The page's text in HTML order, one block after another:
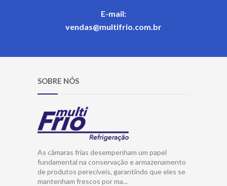
E-mail:
vendas@multifrio.com.br
SOBRE NÓS
As câmaras frias desempenham um papel
fundamental na conservação e armazenamento
de produtos perecíveis, garantindo que eles se
mantenham frescos por ma...